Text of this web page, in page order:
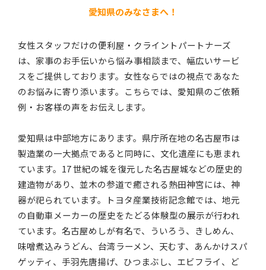
愛知県のみなさまへ！
女性スタッフだけの便利屋・クライントパートナーズ
は、家事のお手伝いから悩み事相談まで、幅広いサービ
スをご提供しております。女性ならではの視点であなた
のお悩みに寄り添います。こちらでは、愛知県のご依頼
例・お客様の声をお伝えします。
愛知県は中部地方にあります。県庁所在地の名古屋市は
製造業の一大拠点であると同時に、文化遺産にも恵まれ
ています。17 世紀の城を復元した名古屋城などの歴史的
建造物があり、並木の参道で癒される熱田神宮には、神
器が祀られています。トヨタ産業技術記念館では、地元
の自動車メーカーの歴史をたどる体験型の展示が行われ
ています。名古屋めしが有名で、ういろう、きしめん、
味噌煮込みうどん、台湾ラーメン、天むす、あんかけスパ
ゲッティ、手羽先唐揚げ、ひつまぶし、エビフライ、ど